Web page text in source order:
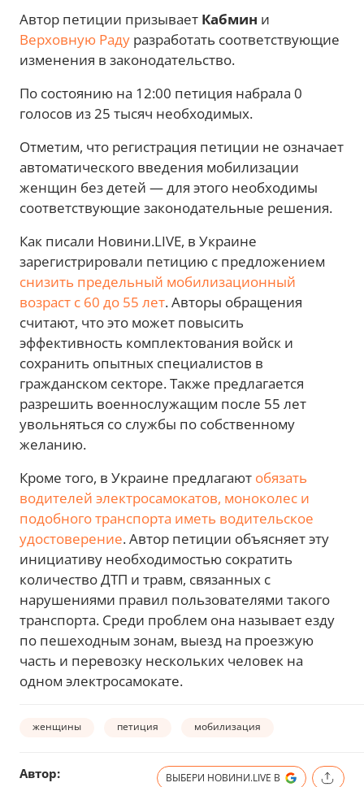
Автор петиции призывает Кабмин и
Верховную Раду разработать соответствующие
изменения в законодательство.
По состоянию на 12:00 петиция набрала 0
голосов из 25 тысяч необходимых.
Отметим, что регистрация петиции не означает
автоматического введения мобилизации
женщин без детей — для этого необходимы
соответствующие законодательные решения.
Как писали Новини.LIVE, в Украине
зарегистрировали петицию с предложением
снизить предельный мобилизационный
возраст с 60 до 55 лет. Авторы обращения
считают, что это может повысить
эффективность комплектования войск и
сохранить опытных специалистов в
гражданском секторе. Также предлагается
разрешить военнослужащим после 55 лет
увольняться со службы по собственному
желанию.
Кроме того, в Украине предлагают обязать
водителей электросамокатов, моноколес и
подобного транспорта иметь водительское
удостоверение. Автор петиции объясняет эту
инициативу необходимостью сократить
количество ДТП и травм, связанных с
нарушениями правил пользователями такого
транспорта. Среди проблем она называет езду
по пешеходным зонам, выезд на проезжую
часть и перевозку нескольких человек на
одном электросамокате.
женщины петиция мобилизация
Автор: ВЫБЕРИ НОВИНИ.LIVE В